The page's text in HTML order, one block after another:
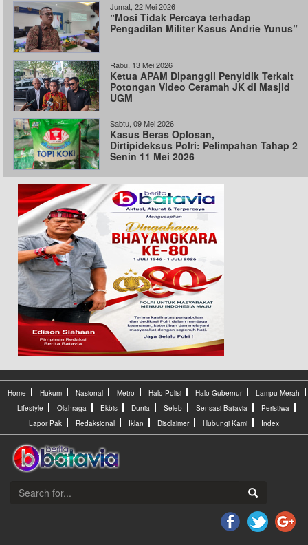
Jumat, 22 Mei 2026
“Mosi Tidak Percaya terhadap
Pengadilan Militer Kasus Andrie Yunus”
Rabu, 13 Mei 2026
Ketua APAM Dipanggil Penyidik Terkait
Potongan Video Ceramah JK di Masjid
UGM
Sabtu, 09 Mei 2026
Kasus Beras Oplosan,
Dirtipideksus Polri: Pelimpahan Tahap 2
Senin 11 Mei 2026
Home Hukum Nasional Metro Halo Polisi Halo Gubernur
Lampu Merah
Lifestyle
Olahraga Ekbis Dunia Seleb Sensasi Batavia
Peristiwa
Lapor Pak
Redaksional Iklan Disclaimer Hubungi Kami Index